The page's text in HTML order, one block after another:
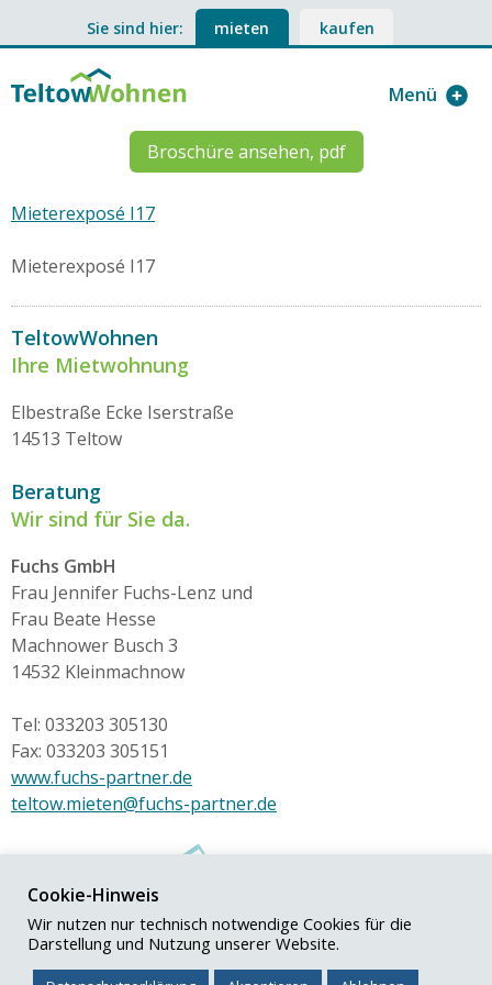
Sie sind hier: mieten kaufen
Menü
Broschüre ansehen, pdf
Mieterexposé I17
Mieterexposé I17
TeltowWohnen
Ihre Mietwohnung
Elbestraße Ecke Iserstraße
14513 Teltow
Beratung
Wir sind für Sie da.
Fuchs GmbH
Frau Jennifer Fuchs-Lenz und
Frau Beate Hesse
Machnower Busch 3
14532 Kleinmachnow
Tel: 033203 305130
Fax: 033203 305151
www.fuchs-partner.de
teltow.mieten@fuchs-partner.de
© Fuchs+Partner GmbH
Impressum|Datenschutz
Cookie-Hinweis
Wir nutzen nur technisch notwendige Cookies für die
Darstellung und Nutzung unserer Website.